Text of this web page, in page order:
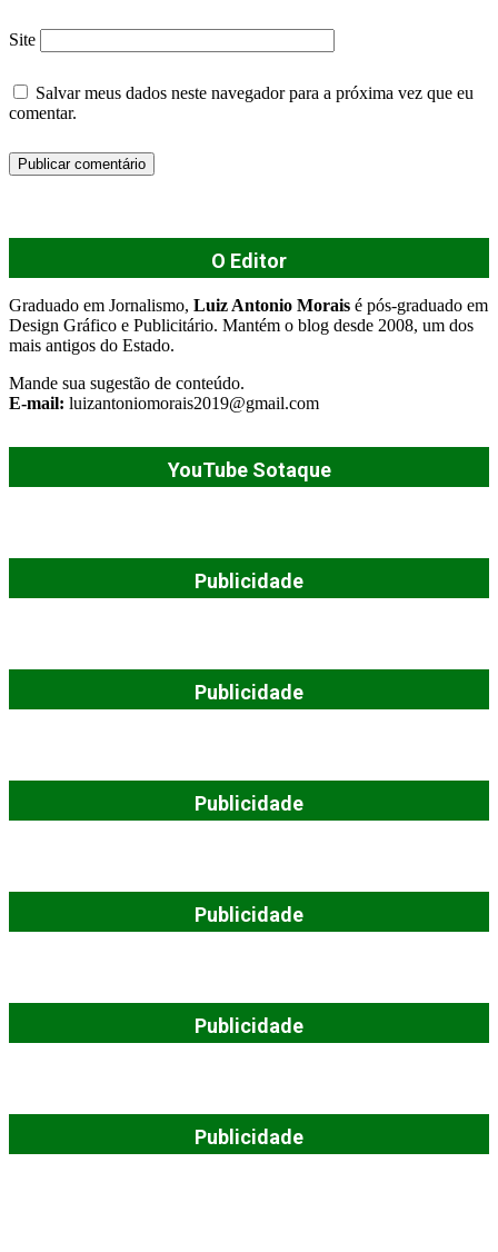
Site
Salvar meus dados neste navegador para a próxima vez que eu
comentar.
O Editor
Graduado em Jornalismo, Luiz Antonio Morais é pós-graduado em
Design Gráfico e Publicitário. Mantém o blog desde 2008, um dos
mais antigos do Estado.
Mande sua sugestão de conteúdo.
E-mail: luizantoniomorais2019@gmail.com
YouTube Sotaque
Publicidade
Publicidade
Publicidade
Publicidade
Publicidade
Publicidade